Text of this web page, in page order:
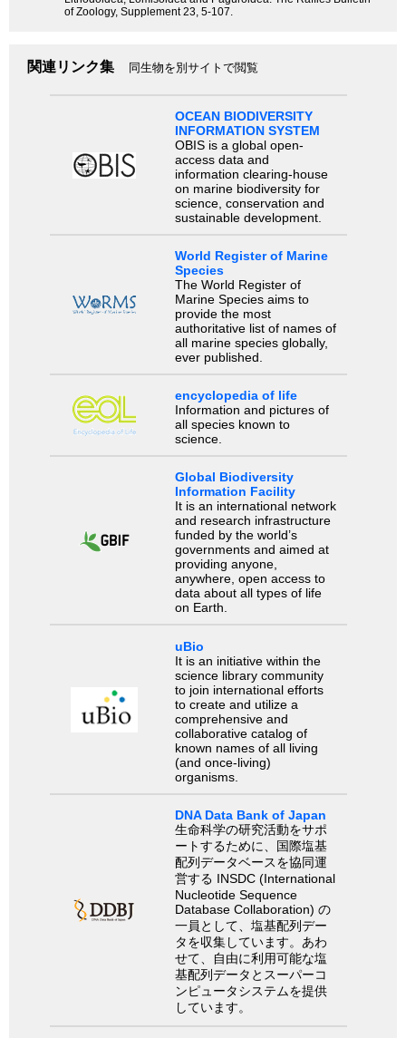
of Zoology, Supplement 23, 5-107.
関連リンク集 同生物を別サイトで閲覧
OCEAN BIODIVERSITY
INFORMATION SYSTEM
OBIS is a global open-
access data and
information clearing-house
on marine biodiversity for
science, conservation and
sustainable development.
World Register of Marine
Species
The World Register of
Marine Species aims to
provide the most
authoritative list of names of
all marine species globally,
ever published.
encyclopedia of life
Information and pictures of
all species known to
science.
Global Biodiversity
Information Facility
It is an international network
and research infrastructure
funded by the world’s
governments and aimed at
providing anyone,
anywhere, open access to
data about all types of life
on Earth.
uBio
It is an initiative within the
science library community
to join international efforts
to create and utilize a
comprehensive and
collaborative catalog of
known names of all living
(and once-living)
organisms.
DNA Data Bank of Japan
生命科学の研究活動をサポ
ートするために、国際塩基
配列データベースを協同運
営する INSDC (International
Nucleotide Sequence
Database Collaboration) の
一員として、塩基配列デー
タを収集しています。あわ
せて、自由に利用可能な塩
基配列データとスーパーコ
ンピュータシステムを提供
しています。